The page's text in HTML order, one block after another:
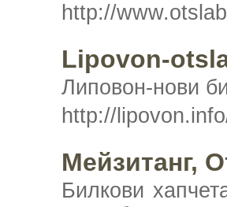
http://
Lipovon-
Липовон-нови
http://
Мейзитанг,
Билкови